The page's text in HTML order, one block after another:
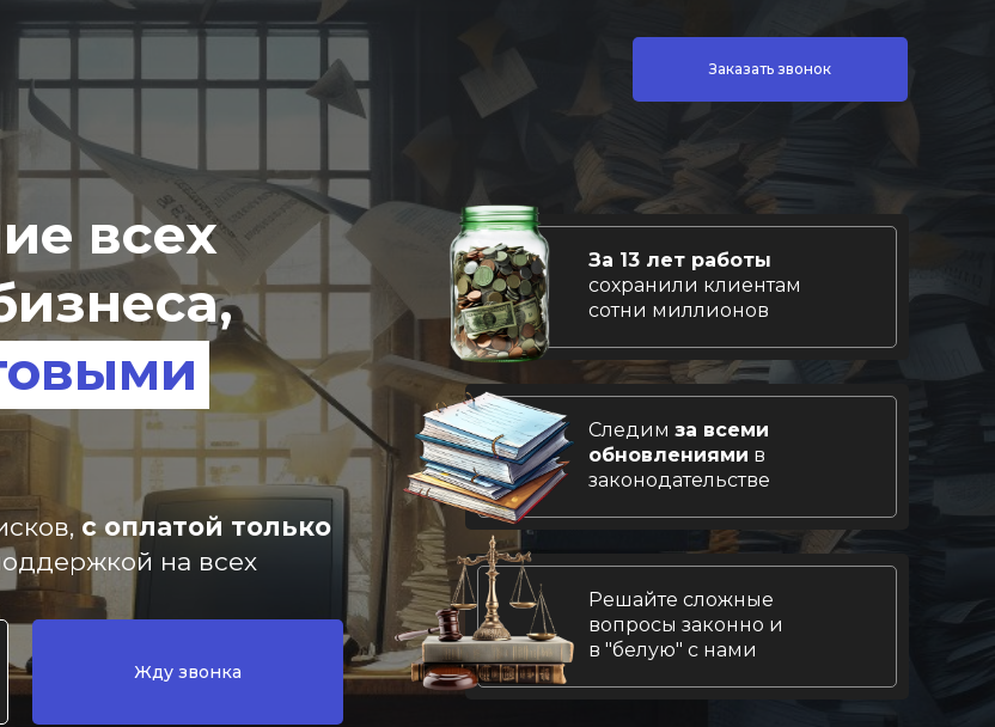
всех
с оплатой только
на всех
За 13 лет работы
сохранили клиентам
сотни миллионов
Жду звонка
Следим за всеми
обновлениями в
законодательстве
Заказать звонок
Решайте сложные
вопросы законно и
в "белую" с нами